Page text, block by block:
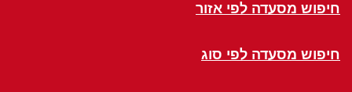
חיפוש מסעדה לפי אזור
חיפוש מסעדה לפי סוג